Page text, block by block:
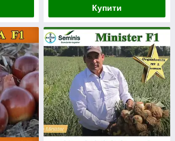
Купити